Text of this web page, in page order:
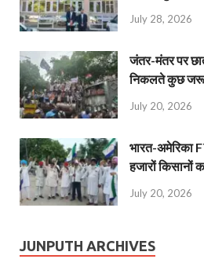
July 28, 2026
जंतर-मंतर पर
निकलते कुछ
July 20, 2026
भारत-अमेरिका
हजारों किसानों
July 20, 2026
JUNPUTH ARCHIVES